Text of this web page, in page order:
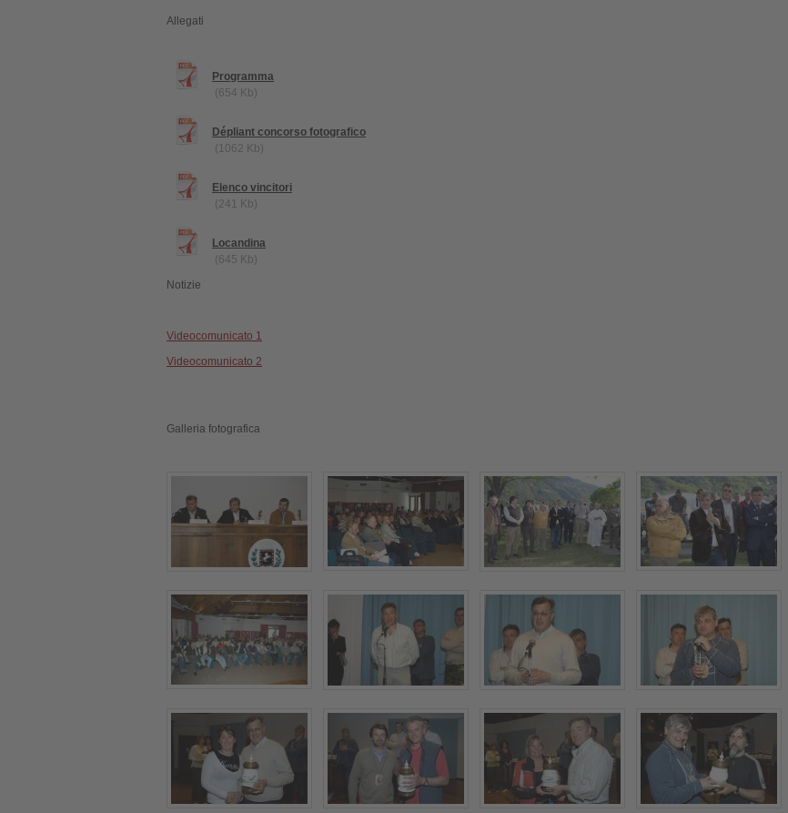
Allegati
Programma
(654 Kb)
Dépliant concorso fotografico
(1062 Kb)
Elenco vincitori
(241 Kb)
Locandina
(645 Kb)
Notizie
Videocomunicato 1
Videocomunicato 2
Galleria fotografica